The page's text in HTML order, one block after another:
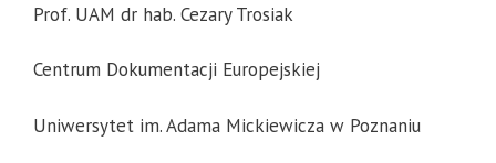
Prof. UAM dr hab. Cezary Trosiak
Centrum Dokumentacji Europejskiej
Uniwersytet im. Adama Mickiewicza w Poznaniu